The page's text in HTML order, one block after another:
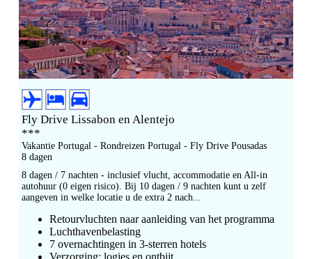
Fly Drive Lissabon en Alentejo
***
Vakantie Portugal - Rondreizen Portugal - Fly Drive Pousadas
8 dagen
8 dagen / 7 nachten - inclusief vlucht, accommodatie en All-in
autohuur (0 eigen risico). Bij 10 dagen / 9 nachten kunt u zelf
aangeven in welke locatie u de extra 2 nach...
Retourvluchten naar aanleiding van het programma
Luchthavenbelasting
7 overnachtingen in 3-sterren hotels